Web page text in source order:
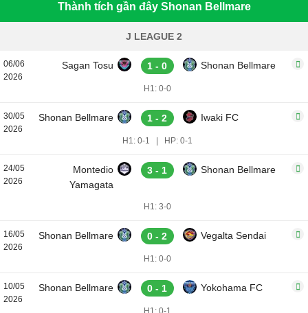
Thành tích gần đây Shonan Bellmare
J LEAGUE 2
06/06
2026
Sagan Tosu 1 - 0 Shonan Bellmare
H1: 0-0
30/05
2026
Shonan Bellmare 1 - 2 Iwaki FC
H1: 0-1 HP: 0-1
24/05
2026
Montedio
Yamagata
3 - 1 Shonan Bellmare
H1: 3-0
16/05
2026
Shonan Bellmare 0 - 2 Vegalta Sendai
H1: 0-0
10/05
2026
Shonan Bellmare 0 - 1 Yokohama FC
H1: 0-1